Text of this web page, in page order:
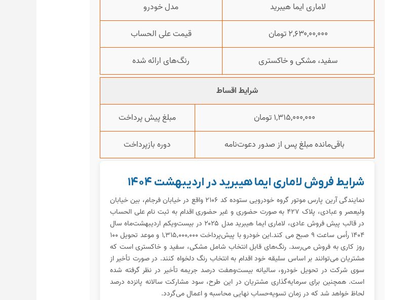
لاماری ایما هیبرید مدل خودرو
۲,۶۳۰,۰۰,۰۰۰ تومان قیمت علی الحساب
سفید، مشکی و خاکستری رنگ‌های ارائه شده
شرایط اقساط
۱,۳۱۵,۰۰۰,۰۰۰ تومان مبلغ پیش پرداخت
باقی‌مانده مبلغ پس از صدور دعوت‌نامه دوره بازپرداخت
شرایط فروش لاماری ایما هیبرید در اردیبهشت ۱۴۰۴
نمایندگی آرین پارس موتور گروه خودرویی ستوده کد ۲۱۰۶ واقع در خیابان فرجام، بین خیابان
ولیعصر و عبادی، پلاک ۴۲۷ به صورت حضوری و غیر حضوری اقدام به ثبت نام علی الحساب
در قالب پیش فروش عادی، لاماری ایما هیبرید مدل ۲۰۲۵ در بیست‌ویکم اردیبهشت‌ماه سال
۱۴۰۴ رأس ساعت ۹ صبح می کند.این خودرو با پیش‌پرداخت ۱,۳۱۵,۰۰۰,۰۰۰ و موعد تحویل ۱۰۰
روز کاری به فروش می‌رسد. رنگ‌های قابل انتخاب شامل مشکی، سفید و خاکستری است که
مشتریان می‌توانند بر اساس سلیقه خود اقدام به انتخاب رنگ دلخواه کنند. در صورت تأخیر از
سوی شرکت در تحویل خودرو، سالیانه بیست‌وهفت درصد جریمه تأخیر در نظر گرفته شده
است. همچنین برای سرمایه‌گذاری مشتریان در این طرح، سود مشارکت سالانه پانزده درصد
لحاظ خواهد شد که در زمان تسویه‌حساب نهایی محاسبه و اعمال می‌گردد.